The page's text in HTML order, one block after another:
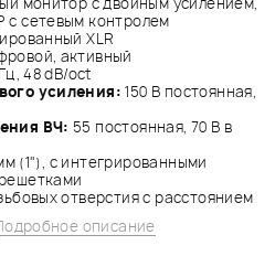
сетевым контролем
XLR
активный
48 dB/oct
усиления: 150 В постоянная,
ВЧ: 55 постоянная, 70 В в
(1"), с интегрированными
отверстия с расстоянием
описание